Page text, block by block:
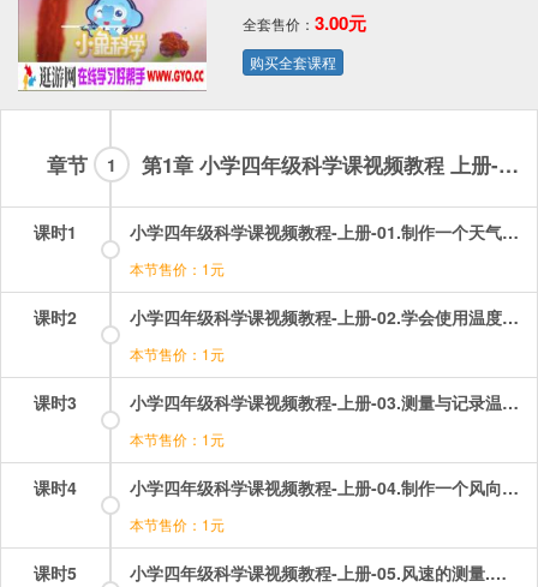
全套售价： 3.00元
购买全套课程
章节 第1章 小学四年级科学课视频教程 上册-试看章节
1
课时1 小学四年级科学课视频教程-上册-01.制作一个天气日历.mp4
本节售价：1元
课时2 小学四年级科学课视频教程-上册-02.学会使用温度计.mp4
本节售价：1元
课时3 小学四年级科学课视频教程-上册-03.测量与记录温度.mp4
本节售价：1元
课时4 小学四年级科学课视频教程-上册-04.制作一个风向标.mp4
本节售价：1元
课时5 小学四年级科学课视频教程-上册-05.风速的测量.mp4